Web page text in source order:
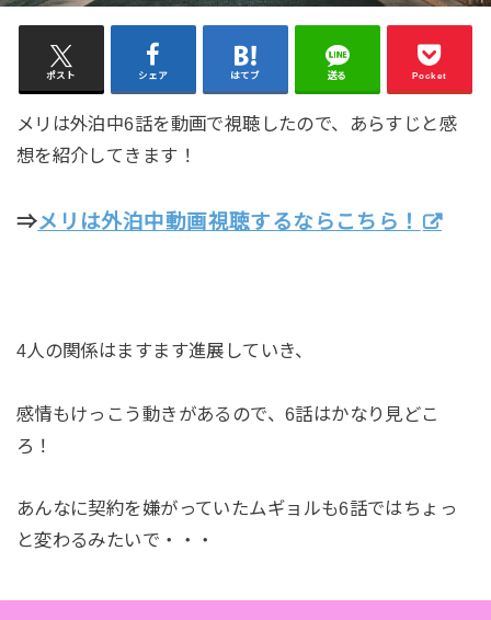
ポスト シェア はてブ 送る Pocket
メリは外泊中6話を動画で視聴したので、あらすじと感
想を紹介してきます！
⇒メリは外泊中動画視聴するならこちら！
4人の関係はますます進展していき、
感情もけっこう動きがあるので、6話はかなり見どこ
ろ！
あんなに契約を嫌がっていたムギョルも6話ではちょっ
と変わるみたいで・・・